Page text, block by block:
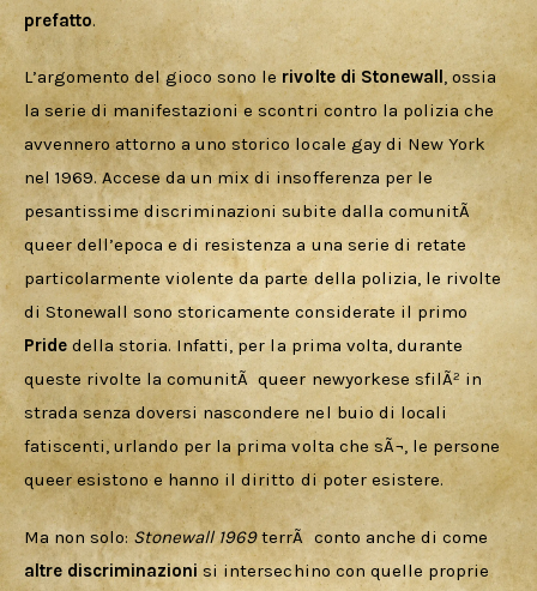
prefatto.
L’argomento del gioco sono le rivolte di Stonewall , ossia
la serie di manifestazioni e scontri contro la polizia che
avvennero attorno a uno storico locale gay di New York
nel 1969. Accese da un mix di insofferenza per le
pesantissime discriminazioni subite dalla comunitÃ
queer dell’epoca e di resistenza a una serie di retate
particolarmente violente da parte della polizia, le rivolte
di Stonewall sono storicamente considerate il primo
Pride della storia. Infatti, per la prima volta, durante
queste rivolte la comunitÃ  queer newyorkese sfilÃ² in
strada senza doversi nascondere nel buio di locali
fatiscenti, urlando per la prima volta che sÃ¬, le persone
queer esistono e hanno il diritto di poter esistere.
Ma non solo: Stonewall 1969 terrÃ  conto anche di come
altre discriminazioni si intersechino con quelle proprie